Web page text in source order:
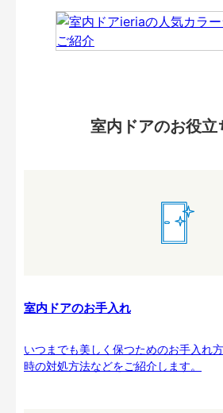
室内ドアのお役立
室内ドアのお手入れ
いつまでも美しく保つためのお手入れ
時の対処方法などをご紹介します。